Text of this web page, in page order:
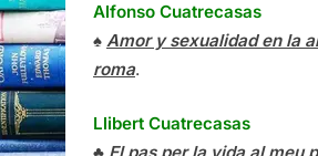
Alfonso Cuatrecasas
♠ Amor y sexualidad en la
roma.
Llibert Cuatrecasas